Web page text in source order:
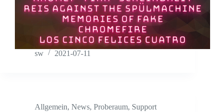
sw 2021-07-11
Allgemein, News, Proberaum, Support